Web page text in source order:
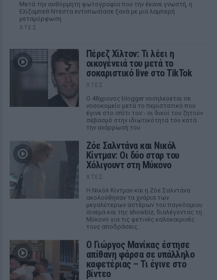
Μετά την αυθόρμητη φωτογραφία που την έκανε γνωστή, η
Ελίζαμπεθ Ντέστα εντυπωσίασε ξανά με μια λαμπερή
μεταμόρφωση
ΧΤΕΣ
Πέρεζ Χίλτον: Τι λέει η
οικογένειά του μετά το
σοκαριστικό live στο TikTok
ΧΤΕΣ
Ο 48χρονος blogger νοσηλεύεται σε
νοσοκομείο μετά το περιστατικό που
έγινε στο σπίτι του - οι δικοί του ζητούν
σεβασμό στην ιδιωτικότητά του κατά
την ανάρρωσή του
Ζόε Σαλντάνα και Νικόλ
Κίντμαν: Οι δύο σταρ του
Χόλιγουντ στη Μύκονο
ΧΤΕΣ
Η Νικόλ Κίντμαν και η Ζόε Σαλντάνα
ακολούθησαν τα χνάρια των
μεγαλύτερων αστέρων του παγκόσμιου
σινεμά και της showbiz, διαλέγοντας τη
Μύκονο για τις φετινές καλοκαιρινές
τους αποδράσεις.
Ο Γιώργος Μανίκας έστησε
απίθανη φάρσα σε υπάλληλο
καφετέριας – Τι έγινε στο
βίντεο